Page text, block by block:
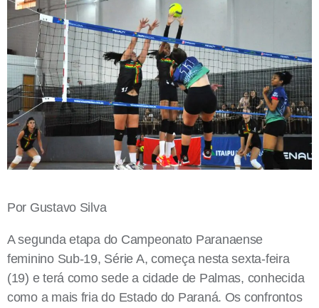
Por Gustavo Silva
A segunda etapa do Campeonato Paranaense
feminino Sub-19, Série A, começa nesta sexta-feira
(19) e terá como sede a cidade de Palmas, conhecida
como a mais fria do Estado do Paraná. Os confrontos